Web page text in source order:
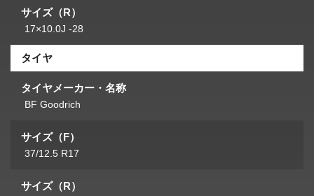
サイズ（R）
17×10.0J -28
タイヤ
タイヤメーカー・名称
BF Goodrich
サイズ（F）
37/12.5 R17
サイズ（R）